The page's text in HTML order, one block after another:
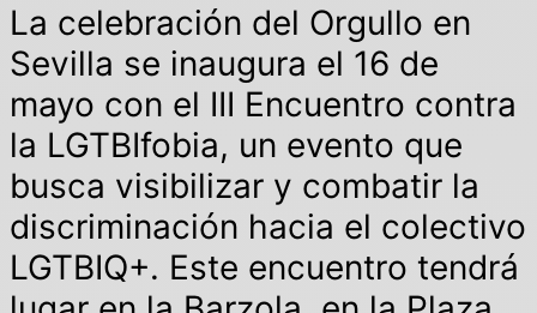
La celebración del Orgullo en
Sevilla se inaugura el 16 de
mayo con el III Encuentro contra
la LGTBIfobia, un evento que
busca visibilizar y combatir la
discriminación hacia el colectivo
LGTBIQ+. Este encuentro tendrá